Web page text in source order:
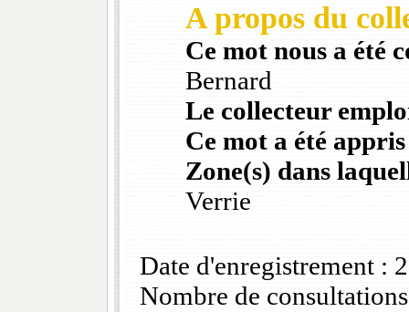
A propos du
Ce mot nous a été
Bernard
Le collecteur
Ce mot a été
Zone(s) dans
Verrie
Date d'enregistrement :
Nombre de